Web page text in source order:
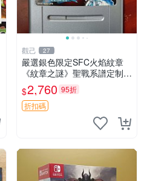
觀己 27
嚴選銀色限定SFC火焰紋章
《紋章之謎》聖戰系譜定制
版，兩作套裝 火焰紋章 織田
信長 紋章之謎 國王的劍
$2,760 95折
折扣碼